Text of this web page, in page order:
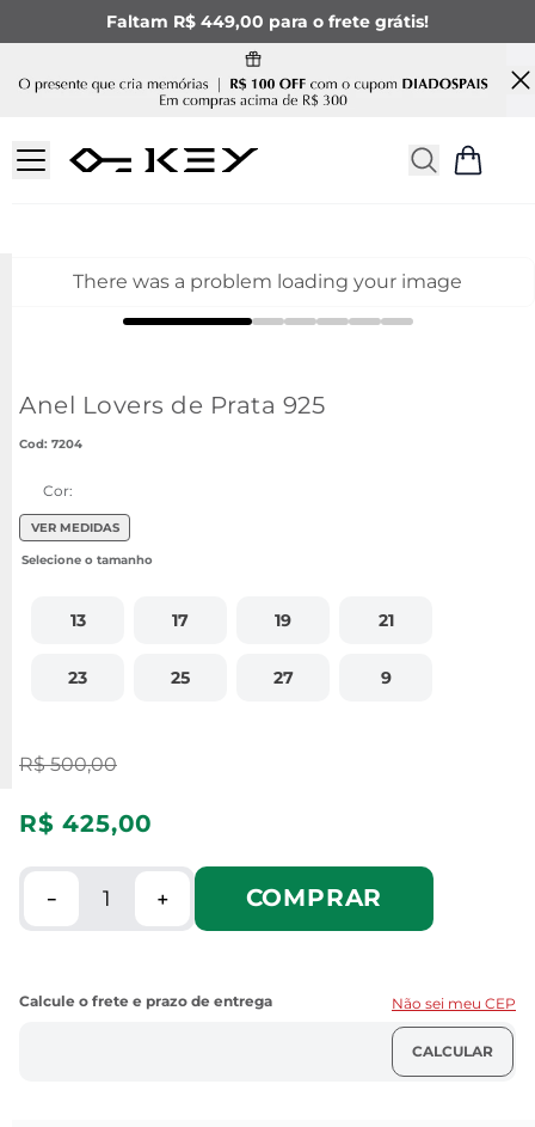
Faltam R$ 449,00 para o frete grátis!
There was a problem loading your image
Anel Lovers de Prata 925
: 7204
Cor:
VER MEDIDAS
13 17 19 21
23 25 27 9
R$ 500,00
R$ 425,00
＋
－ COMPRAR
Não sei meu CEP